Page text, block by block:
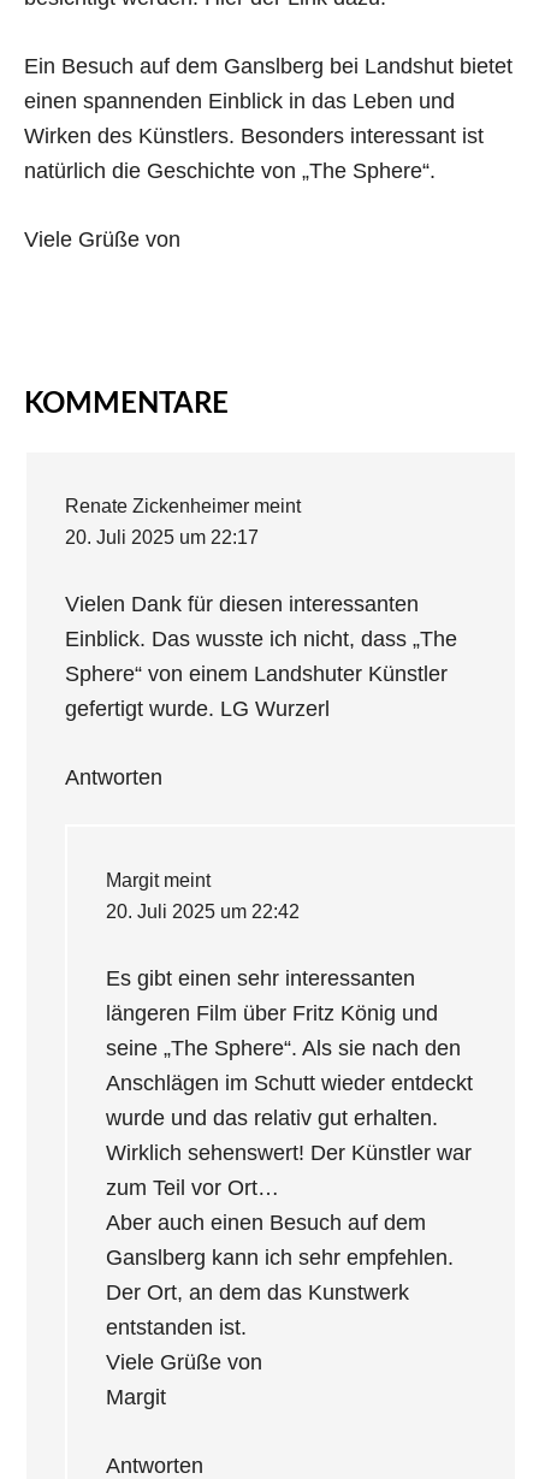
Ein Besuch auf dem Ganslberg bei Landshut bietet
einen spannenden Einblick in das Leben und
Wirken des Künstlers. Besonders interessant ist
natürlich die Geschichte von „The Sphere“.
Viele Grüße von
KOMMENTARE
Renate Zickenheimer meint
20. Juli 2025 um 22:17
Vielen Dank für diesen interessanten
Einblick. Das wusste ich nicht, dass „The
Sphere“ von einem Landshuter Künstler
gefertigt wurde. LG Wurzerl
Antworten
Margit meint
20. Juli 2025 um 22:42
Es gibt einen sehr interessanten
längeren Film über Fritz König und
seine „The Sphere“. Als sie nach den
Anschlägen im Schutt wieder entdeckt
wurde und das relativ gut erhalten.
Wirklich sehenswert! Der Künstler war
zum Teil vor Ort…
Aber auch einen Besuch auf dem
Ganslberg kann ich sehr empfehlen.
Der Ort, an dem das Kunstwerk
entstanden ist.
Viele Grüße von
Margit
Antworten